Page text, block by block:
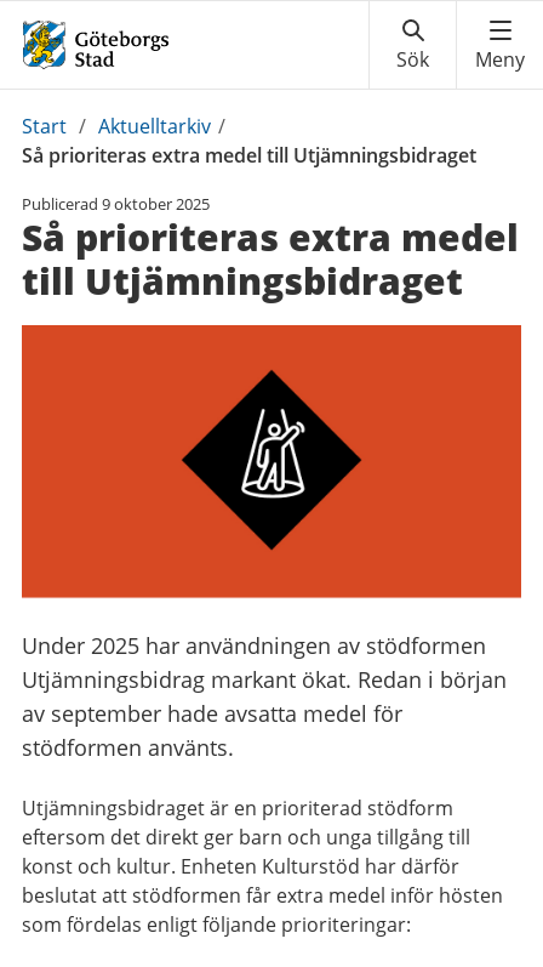
Du
är
Start / Aktuelltarkiv /
Så prioriteras extra medel till Utjämningsbidraget
Publicerad 9 oktober 2025
Så prioriteras extra medel
till Utjämningsbidraget
Under 2025 har användningen av stödformen
Utjämningsbidrag markant ökat. Redan i början
av september hade avsatta medel för
stödformen använts.
Utjämningsbidraget är en prioriterad stödform
eftersom det direkt ger barn och unga tillgång till
konst och kultur. Enheten Kulturstöd har därför
beslutat att stödformen får extra medel inför hösten
som fördelas enligt följande prioriteringar: